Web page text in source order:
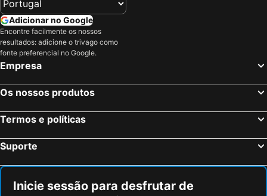
Adicionar no Google
Encontre facilmente os nossos
resultados: adicione o trivago como
fonte preferencial no Google.
Empresa
Os nossos produtos
Termos e políticas
Suporte
Inicie sessão para desfrutar de